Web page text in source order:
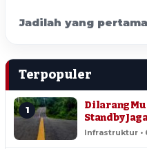
Jadilah yang
Terpopuler
1
Dilarang
Standby
Infrastruktur •